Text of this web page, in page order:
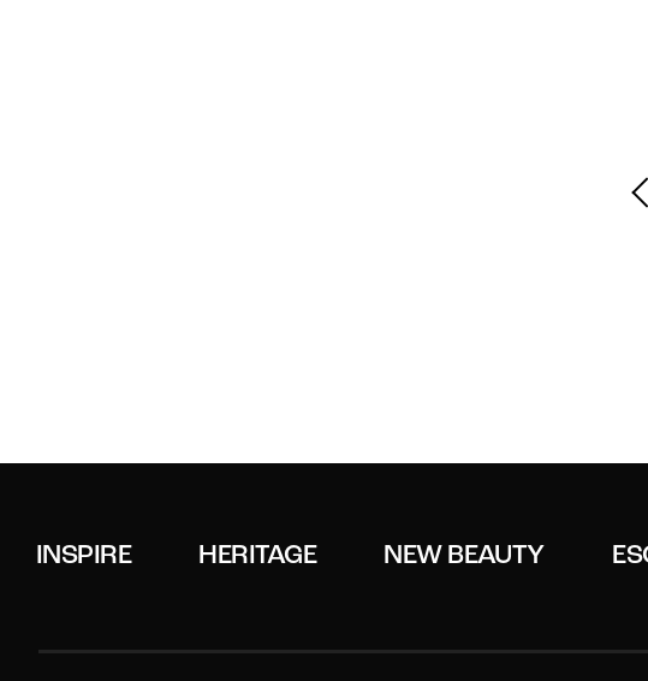
HERITAGE
INSPIRE NEW BEAUTY